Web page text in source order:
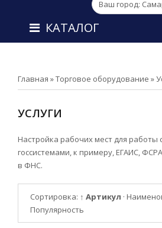
КАТАЛОГ
Главная »Торговое оборудование »
УСЛУГИ
Настройка рабочих мест для работы
госсистемами, к примеру, ЕГАИС,
в ФНС.
Сортировка: ↑ Артикул ·
Популярность